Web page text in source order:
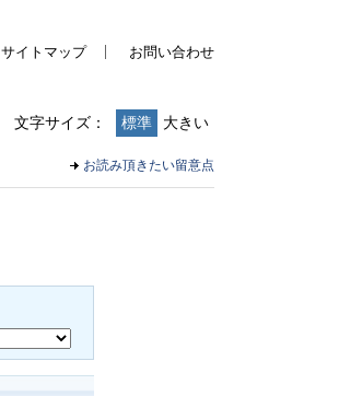
サイトマップ お問い合わせ
文字サイズ： 標準 大きい
お読み頂きたい留意点